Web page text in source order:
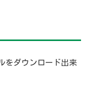
をダウンロード出来